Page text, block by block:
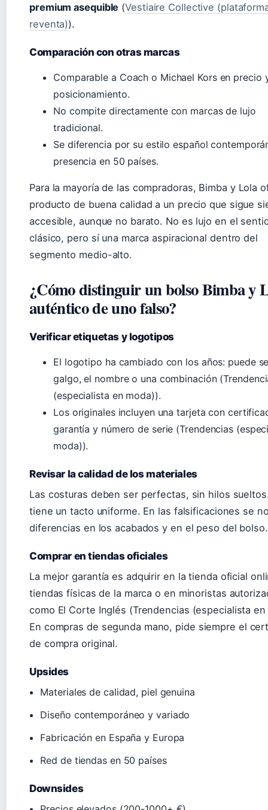
premium asequible (Vestiaire Collective
reventa)).
Comparación con otras marcas
Comparable a Coach o Michael Kors en precio
posicionamiento.
No compite directamente con marcas de lujo
tradicional.
Se diferencia por su estilo español
presencia en 50 países.
Para la mayoría de las compradoras, Bimba y Lola
producto de buena calidad a un precio que sigue
accesible, aunque no barato. No es lujo en el
clásico, pero sí una marca aspiracional dentro del
segmento medio-alto.
¿Cómo distinguir un bolso Bimba y
auténtico de uno falso?
Verificar etiquetas y logotipos
El logotipo ha cambiado con los años: puede
galgo, el nombre o una combinación
(especialista en moda)).
Los originales incluyen una tarjeta con
garantía y número de serie (Trendencias
moda)).
Revisar la calidad de los materiales
Las costuras deben ser perfectas, sin hilos
tiene un tacto uniforme. En las falsificaciones se
diferencias en los acabados y en el peso del bolso.
Comprar en tiendas oficiales
La mejor garantía es adquirir en la tienda oficial
tiendas físicas de la marca o en minoristas
como El Corte Inglés (Trendencias (especialista en
En compras de segunda mano, pide siempre el
de compra original.
Upsides
Materiales de calidad, piel genuina
Diseño contemporáneo y variado
Fabricación en España y Europa
Red de tiendas en 50 países
Downsides